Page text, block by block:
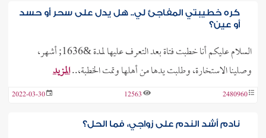
كره خطيبتي المفاجئ لي.. هل يدل على سحر أو حسد
أو عين؟
السلام عليكم أنا خطبت فتاة بعد التعرف عليها لمدة &1636; أشهر،
وصلينا الاستخارة، وطلبت يدها من أهلها وتمت الخطبة،..المزيد
2480960
12563
2022-03-30
نادم أشد الندم على زواجي، فما الحل؟